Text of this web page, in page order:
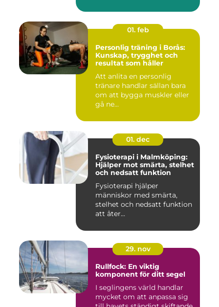
01. feb
Personlig träning i Borås:
Kunskap, trygghet och
resultat som håller
Att anlita en personlig
tränare handlar sällan bara
om att bygga muskler eller
gå ne...
01. dec
Fysioterapi i Malmköping:
Hjälper mot smärta, stelhet
och nedsatt funktion
Fysioterapi hjälper
människor med smärta,
stelhet och nedsatt funktion
att åter...
29. nov
Rullfock: En viktig
komponent för ditt segel
I seglingens värld handlar
mycket om att anpassa sig